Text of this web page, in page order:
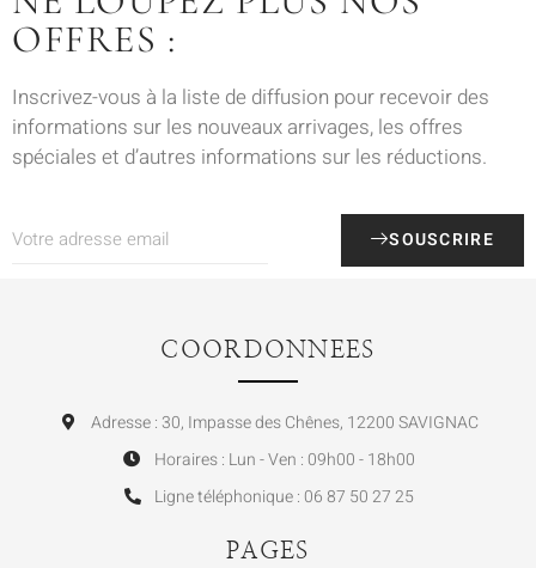
OFFRES :
Inscrivez-vous à la liste de diffusion pour recevoir des
informations sur les nouveaux arrivages, les offres
spéciales et d’autres informations sur les réductions.
SOUSCRIRE
COORDONNEES
Adresse : 30, Impasse des Chênes, 12200 SAVIGNAC
Horaires : Lun - Ven : 09h00 - 18h00
Ligne téléphonique : 06 87 50 27 25
PAGES